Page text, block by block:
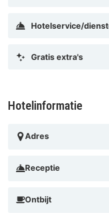
Hotelservice/
Gratis extra's
Hotelinformatie
Adres
Receptie
Ontbijt